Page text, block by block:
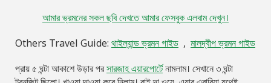
আমার ভ্রমনের সকল ছবি দেখতে আমার ফেসবুক এলবাম দেখুন।
Others Travel Guide: থাইল্যান্ড ভ্রমন গাইড , মালদ্বীপ ভ্রমন গাইড
প্রায় ৫ ঘন্টা আকাশে উড়ার পরসারজাহ এয়ারপোর্টেনামলাম। সেখানে ৩ ঘন্টা